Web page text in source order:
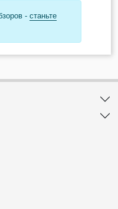
- станьте